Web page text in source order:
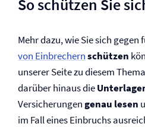
So schützen Sie
Mehr dazu, wie Sie sich gegen
von Einbrechernschützen
unserer Seite zu diesem
darüber hinaus die
Versicherungengenau lesen
im Fall eines Einbruchs